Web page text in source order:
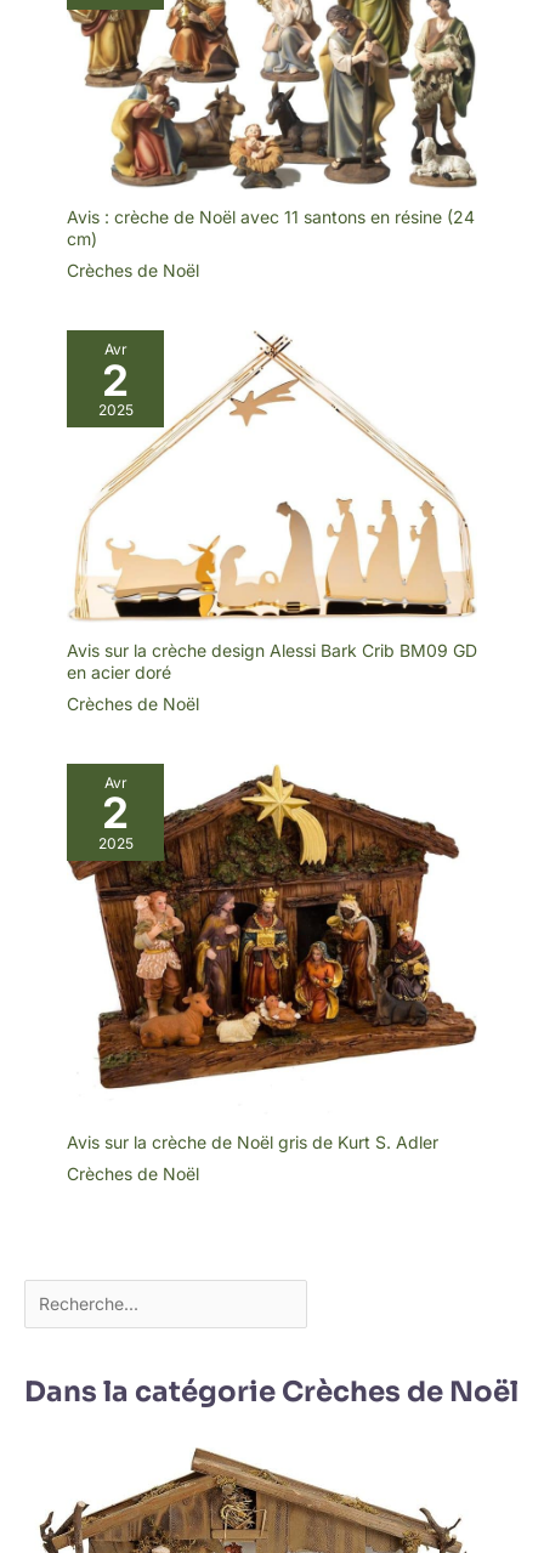
Noël, Sapin de Noël,
chiffres de la nativité,
village de noël, Noël,
enfants
Avis : crèche de Noël avec 11 santons en résine (24
cm)
Crèches de Noël
Avr
2
2025
Avis sur la crèche design Alessi Bark Crib BM09 GD
en acier doré
Crèches de Noël
Avr
2
2025
Avis sur la crèche de Noël gris de Kurt S. Adler
Crèches de Noël
Dans la catégorie Crèches de Noël